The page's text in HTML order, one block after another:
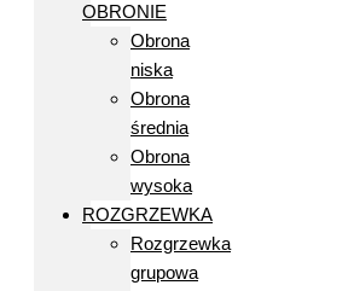
OBRONIE
Obrona
niska
Obrona
średnia
Obrona
wysoka
ROZGRZEWKA
Rozgrzewka
grupowa